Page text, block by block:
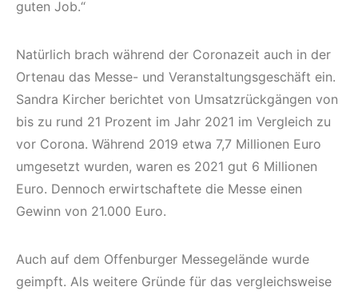
guten Job.“
Natürlich brach während der Coronazeit auch in der
Ortenau das Messe- und Veranstaltungsgeschäft ein.
Sandra Kircher berichtet von Umsatzrückgängen von
bis zu rund 21 Prozent im Jahr 2021 im Vergleich zu
vor Corona. Während 2019 etwa 7,7 Millionen Euro
umgesetzt wurden, waren es 2021 gut 6 Millionen
Euro. Dennoch erwirtschaftete die Messe einen
Gewinn von 21.000 Euro.
Auch auf dem Offenburger Messegelände wurde
geimpft. Als weitere Gründe für das vergleichsweise